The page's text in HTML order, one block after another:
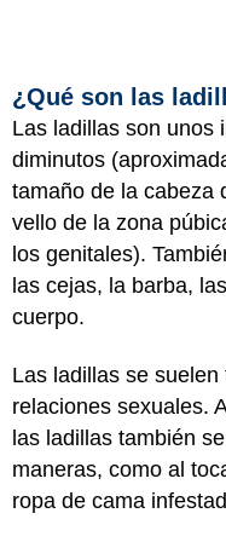
¿Qué son las
Las ladillas son unos
diminutos
tamaño de la cabeza
vello de la zona
los genitales).
las cejas, la barba,
cuerpo.
Las ladillas se
relaciones sexuales.
las ladillas también
maneras, como al
ropa de cama